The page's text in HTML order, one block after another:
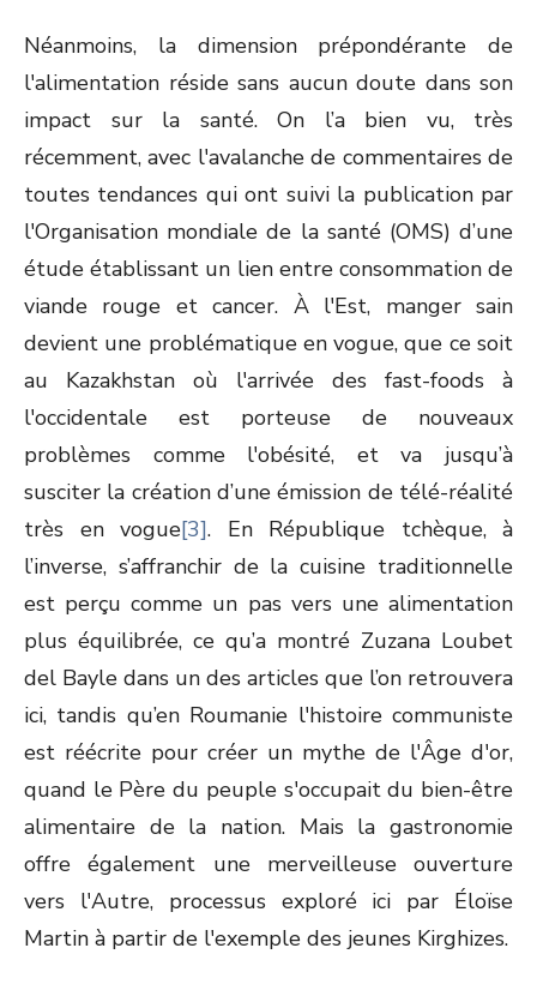
Néanmoins, la dimension prépondérante de
l'alimentation réside sans aucun doute dans son
impact sur la santé. On l’a bien vu, très
récemment, avec l'avalanche de commentaires de
toutes tendances qui ont suivi la publication par
l'Organisation mondiale de la santé (OMS) d’une
étude établissant un lien entre consommation de
viande rouge et cancer. À l'Est, manger sain
devient une problématique en vogue, que ce soit
au Kazakhstan où l'arrivée des fast-foods à
l'occidentale est porteuse de nouveaux
problèmes comme l'obésité, et va jusqu’à
susciter la création d’une émission de télé-réalité
très en vogue[3]. En République tchèque, à
l’inverse, s’affranchir de la cuisine traditionnelle
est perçu comme un pas vers une alimentation
plus équilibrée, ce qu’a montré Zuzana Loubet
del Bayle dans un des articles que l’on retrouvera
ici, tandis qu’en Roumanie l'histoire communiste
est réécrite pour créer un mythe de l'Âge d'or,
quand le Père du peuple s'occupait du bien-être
alimentaire de la nation. Mais la gastronomie
offre également une merveilleuse ouverture
vers l'Autre, processus exploré ici par Éloïse
Martin à partir de l'exemple des jeunes Kirghizes.